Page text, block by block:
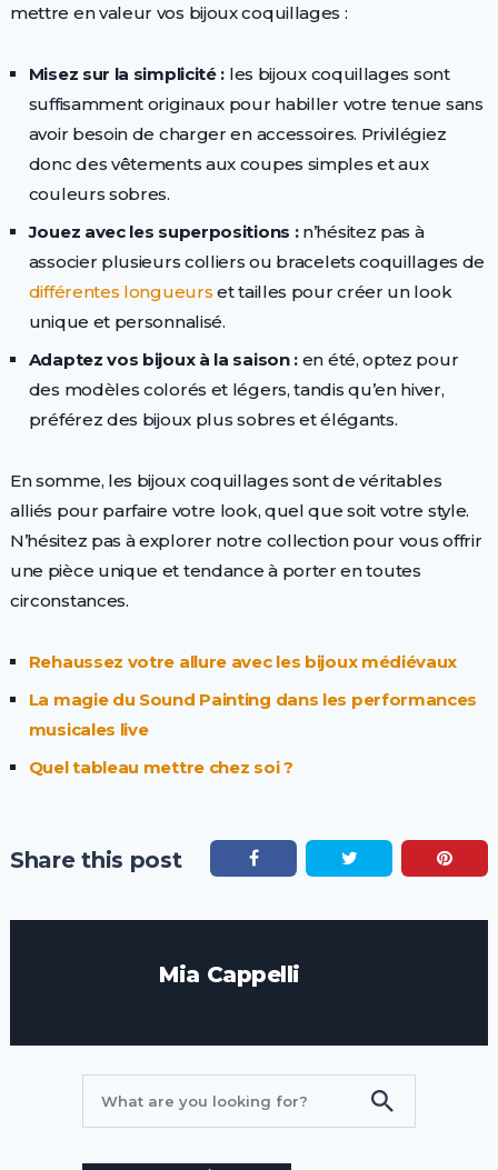
mettre en valeur vos bijoux coquillages :
Misez sur la simplicité : les bijoux coquillages sont
suffisamment originaux pour habiller votre tenue sans
avoir besoin de charger en accessoires. Privilégiez
donc des vêtements aux coupes simples et aux
couleurs sobres.
Jouez avec les superpositions :n’hésitez pas à
associer plusieurs colliers ou bracelets coquillages de
différentes longueurs et tailles pour créer un look
unique et personnalisé.
Adaptez vos bijoux à la saison : en été, optez pour
des modèles colorés et légers, tandis qu’en hiver,
préférez des bijoux plus sobres et élégants.
En somme, les bijoux coquillages sont de véritables
alliés pour parfaire votre look, quel que soit votre style.
N’hésitez pas à explorer notre collection pour vous offrir
une pièce unique et tendance à porter en toutes
circonstances.
Rehaussez votre allure avec les bijoux médiévaux
La magie du Sound Painting dans les performances
musicales live
Quel tableau mettre chez soi ?
Share this post
Mia Cappelli